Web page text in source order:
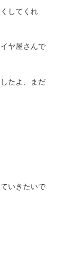
してくれ
ヤ屋さんで
たよ、まだ
いきたいで